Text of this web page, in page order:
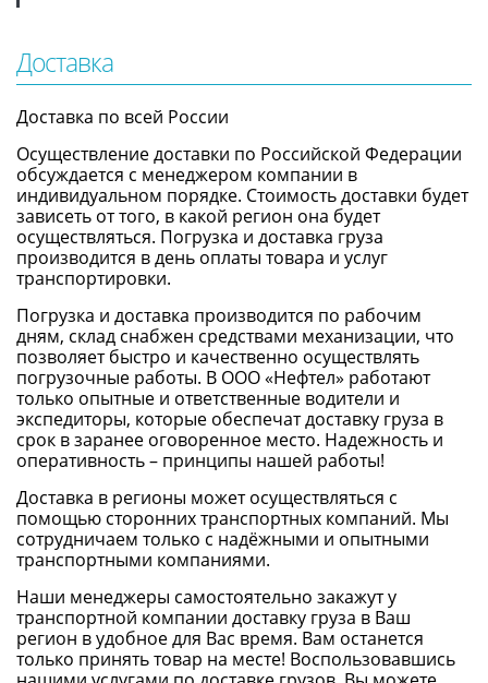
Доставка
Доставка по всей России
Осуществление доставки по Российской Федерации
обсуждается с менеджером компании в
индивидуальном порядке. Стоимость доставки будет
зависеть от того, в какой регион она будет
осуществляться. Погрузка и доставка груза
производится в день оплаты товара и услуг
транспортировки.
Погрузка и доставка производится по рабочим
дням, склад снабжен средствами механизации, что
позволяет быстро и качественно осуществлять
погрузочные работы. В ООО «Нефтел» работают
только опытные и ответственные водители и
экспедиторы, которые обеспечат доставку груза в
срок в заранее оговоренное место. Надежность и
оперативность – принципы нашей работы!
Доставка в регионы может осуществляться с
помощью сторонних транспортных компаний. Мы
сотрудничаем только с надёжными и опытными
транспортными компаниями.
Наши менеджеры самостоятельно закажут у
транспортной компании доставку груза в Ваш
регион в удобное для Вас время. Вам останется
только принять товар на месте! Воспользовавшись